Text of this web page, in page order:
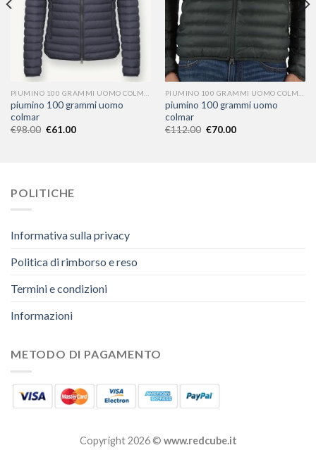
piumino 100 grammi uomo
colmar
€98.00 €61.00
piumino 100 grammi uomo
colmar
€112.00 €70.00
POLITICHE
Informativa sulla privacy
Politica di rimborso e reso
Termini e condizioni
Informazioni
METODO DI PAGAMENTO
Copyright 2026 © www.redcube.it